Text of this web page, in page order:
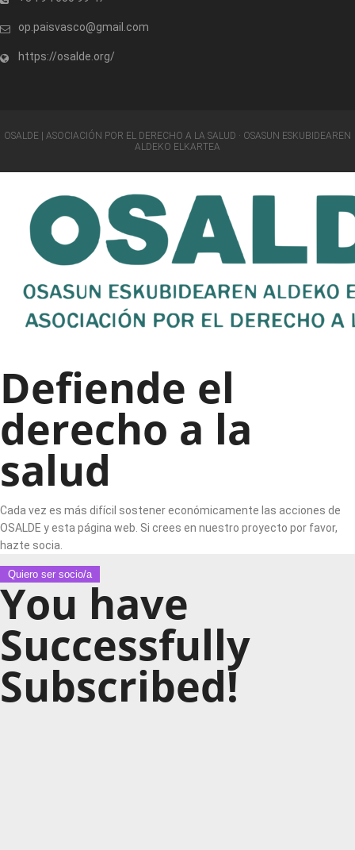
op.paisvasco@gmail.com
https://osalde.org/
OSALDE | ASOCIACIÓN POR EL DERECHO A LA SALUD · OSASUN ESKUBIDEAREN
ALDEKO ELKARTEA
Defiende el
derecho a la
salud
Cada vez es más difícil sostener económicamente las acciones de
OSALDE y esta página web. Si crees en nuestro proyecto por favor,
hazte socia.
Quiero ser socio/a
You have
Successfully
Subscribed!